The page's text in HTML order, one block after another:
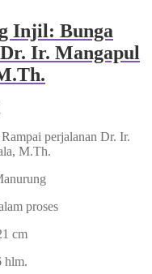
Injil: Bunga
Ir. Mangapul
perjalanan Dr. Ir.
M.Th.
proses
cm
hlm.